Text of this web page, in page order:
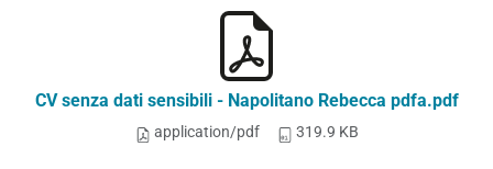
CV senza dati sensibili - Napolitano Rebecca pdfa.pdf
application/pdf 319.9 KB